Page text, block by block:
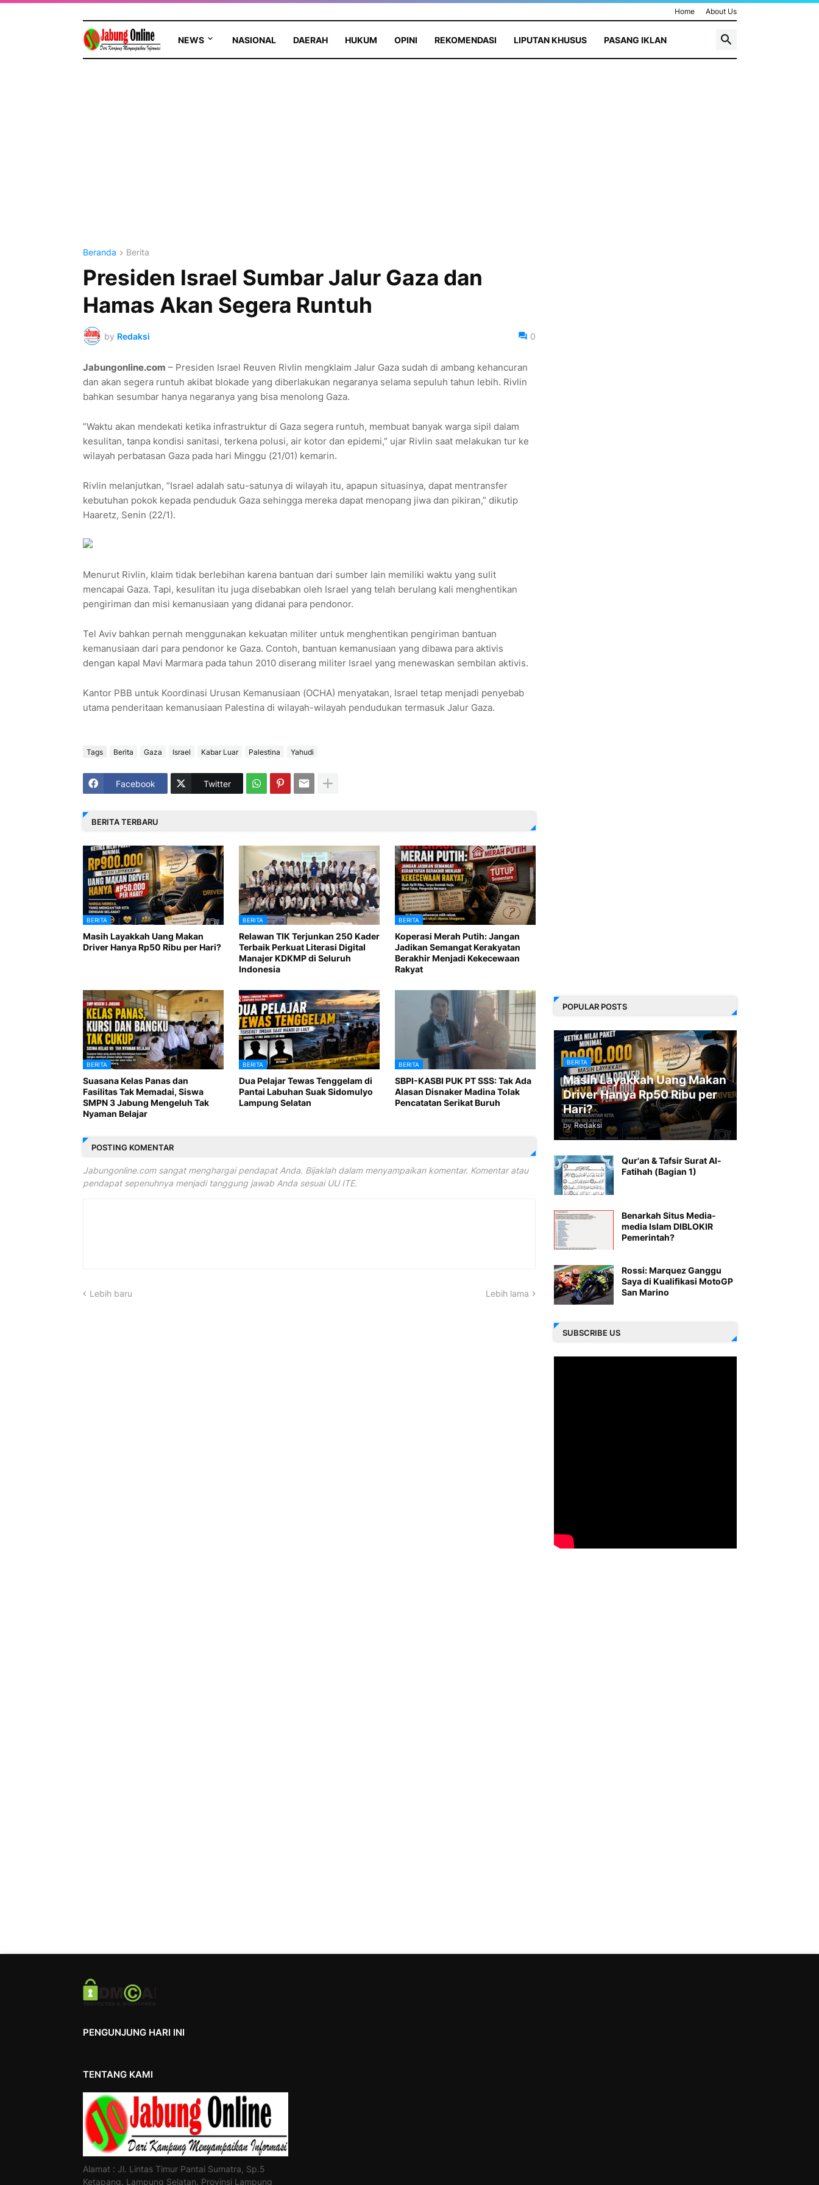
Home About Us
NEWS NASIONAL DAERAH HUKUM OPINI REKOMENDASI LIPUTAN KHUSUS PASANG IKLAN
Beranda Berita
Presiden Israel Sumbar Jalur Gaza dan
Hamas Akan Segera Runtuh
by Redaksi 0
Jabungonline.com – Presiden Israel Reuven Rivlin mengklaim Jalur Gaza sudah di ambang kehancuran
dan akan segera runtuh akibat blokade yang diberlakukan negaranya selama sepuluh tahun lebih. Rivlin
bahkan sesumbar hanya negaranya yang bisa menolong Gaza.
”Waktu akan mendekati ketika infrastruktur di Gaza segera runtuh, membuat banyak warga sipil dalam
kesulitan, tanpa kondisi sanitasi, terkena polusi, air kotor dan epidemi,” ujar Rivlin saat melakukan tur ke
wilayah perbatasan Gaza pada hari Minggu (21/01) kemarin.
Rivlin melanjutkan, ”Israel adalah satu-satunya di wilayah itu, apapun situasinya, dapat mentransfer
kebutuhan pokok kepada penduduk Gaza sehingga mereka dapat menopang jiwa dan pikiran,” dikutip
Haaretz, Senin (22/1).
Menurut Rivlin, klaim tidak berlebihan karena bantuan dari sumber lain memiliki waktu yang sulit
mencapai Gaza. Tapi, kesulitan itu juga disebabkan oleh Israel yang telah berulang kali menghentikan
pengiriman dan misi kemanusiaan yang didanai para pendonor.
Tel Aviv bahkan pernah menggunakan kekuatan militer untuk menghentikan pengiriman bantuan
kemanusiaan dari para pendonor ke Gaza. Contoh, bantuan kemanusiaan yang dibawa para aktivis
dengan kapal Mavi Marmara pada tahun 2010 diserang militer Israel yang menewaskan sembilan aktivis.
Kantor PBB untuk Koordinasi Urusan Kemanusiaan (OCHA) menyatakan, Israel tetap menjadi penyebab
utama penderitaan kemanusiaan Palestina di wilayah-wilayah pendudukan termasuk Jalur Gaza.
Tags Berita Gaza Israel Kabar Luar Palestina Yahudi
Facebook Twitter
BERITA TERBARU
BERITA
Masih Layakkah Uang Makan
Driver Hanya Rp50 Ribu per Hari?
BERITA
Relawan TIK Terjunkan 250 Kader
Terbaik Perkuat Literasi Digital
Manajer KDKMP di Seluruh
Indonesia
BERITA
Koperasi Merah Putih: Jangan
Jadikan Semangat Kerakyatan
Berakhir Menjadi Kekecewaan
Rakyat
BERITA
Suasana Kelas Panas dan
Fasilitas Tak Memadai, Siswa
SMPN 3 Jabung Mengeluh Tak
Nyaman Belajar
BERITA
Dua Pelajar Tewas Tenggelam di
Pantai Labuhan Suak Sidomulyo
Lampung Selatan
BERITA
SBPI-KASBI PUK PT SSS: Tak Ada
Alasan Disnaker Madina Tolak
Pencatatan Serikat Buruh
POSTING KOMENTAR
Jabungonline.com sangat menghargai pendapat Anda. Bijaklah dalam menyampaikan komentar. Komentar atau
pendapat sepenuhnya menjadi tanggung jawab Anda sesuai UU ITE.
Lebih baru Lebih lama
POPULAR POSTS
BERITA
Masih Layakkah Uang Makan
Driver Hanya Rp50 Ribu per
Hari?
by Redaksi
Qur'an & Tafsir Surat Al-
Fatihah (Bagian 1)
Benarkah Situs Media-
media Islam DIBLOKIR
Pemerintah?
Rossi: Marquez Ganggu
Saya di Kualifikasi MotoGP
San Marino
SUBSCRIBE US
PENGUNJUNG HARI INI
TENTANG KAMI
Alamat : Jl. Lintas Timur Pantai Sumatra, Sp.5
Ketapang. Lampung Selatan. Provinsi Lampung